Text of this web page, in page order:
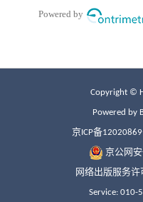
Copyright ©
Powered by
京ICP备
京公网
网络出版服务
Service: 010-